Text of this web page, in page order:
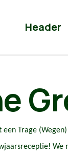
Header
Trage
We